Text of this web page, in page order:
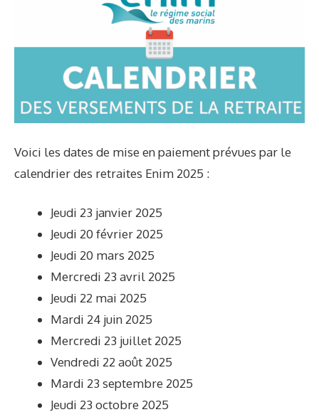
Voici les dates de mise en paiement prévues par le
calendrier des retraites Enim 2025 :
Jeudi 23 janvier 2025
Jeudi 20 février 2025
Jeudi 20 mars 2025
Mercredi 23 avril 2025
Jeudi 22 mai 2025
Mardi 24 juin 2025
Mercredi 23 juillet 2025
Vendredi 22 août 2025
Mardi 23 septembre 2025
Jeudi 23 octobre 2025